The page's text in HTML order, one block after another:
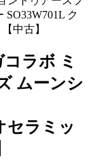
ク
中古】
ラボ ミ
ムーンシ
セラミッ